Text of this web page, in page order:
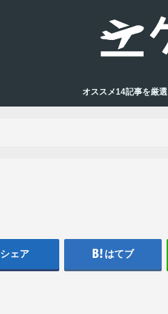
オススメ14記事を厳選
シェア はてブ